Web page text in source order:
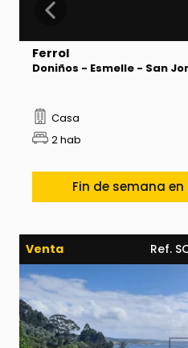
Ferrol
Doniños - Esmelle - San
Casa
2 hab
Fin de semana en
Venta Ref.